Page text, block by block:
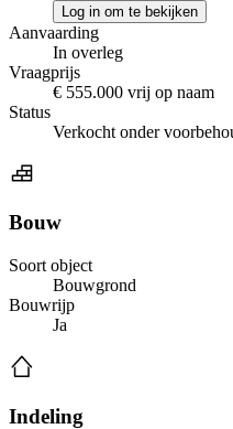
Log in om te bekijken
Aanvaarding
In overleg
Vraagprijs
€ 555.000 vrij op naam
Status
Verkocht onder
Bouw
Soort object
Bouwgrond
Bouwrijp
Ja
Indeling